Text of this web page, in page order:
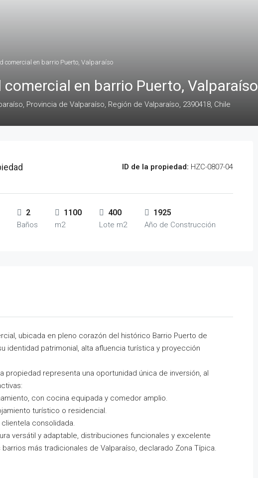
comercial en barrio Puerto, Valparaíso
en barrio Puerto, Valparaíso
Provincia de Valparaíso, Región de Valparaíso, 2390418, Chile
ID de la propiedad: HZC-0807-04
2
Baños
1100
m2
400
Lote m2
1925
Año de Construcción
ubicada en pleno corazón del histórico Barrio Puerto de
identidad patrimonial, alta afluencia turística y proyección
propiedad representa una oportunidad única de inversión, al
con cocina equipada y comedor amplio.
turístico o residencial.
consolidada.
versátil y adaptable, distribuciones funcionales y excelente
más tradicionales de Valparaíso, declarado Zona Típica.